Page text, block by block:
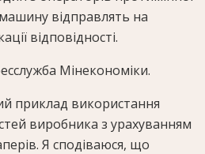
машину відправлять на
відповідності.
Мінекономіки.
приклад використання
виробника з урахуванням
Я сподіваюся, що